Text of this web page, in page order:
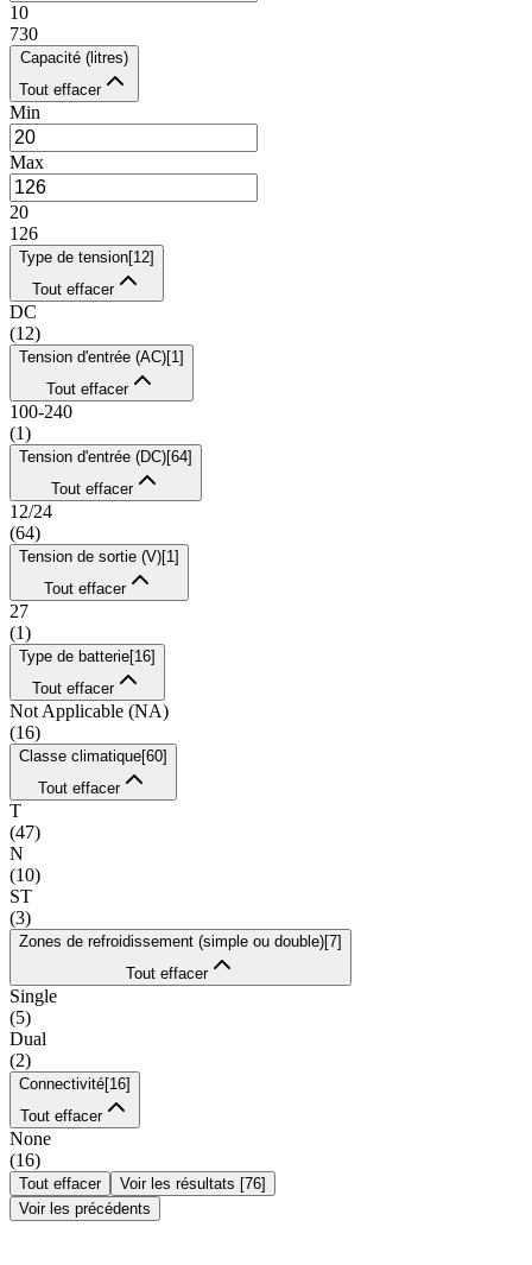
10
730
Capacité (litres)
Tout effacer
Min
Max
20
126
Type de tension[12]
Tout effacer
DC
(12)
Tension d'entrée (AC)[1 ]
Tout effacer
100-240
(1)
Tension d'entrée (DC)[64]
Tout effacer
12/24
(64)
Tension de sortie (V)[1 ]
Tout effacer
27
(1)
Type de batterie[16]
Tout effacer
Not Applicable (NA)
(16)
Classe climatique[60]
Tout effacer
T
(47)
N
(10)
ST
(3)
Zones de refroidissement (simple ou double)[7]
Tout effacer
Single
(5)
Dual
(2)
Connectivité[16]
Tout effacer
None
(16)
Tout effacer Voir les résultats [76]
Voir les précédents